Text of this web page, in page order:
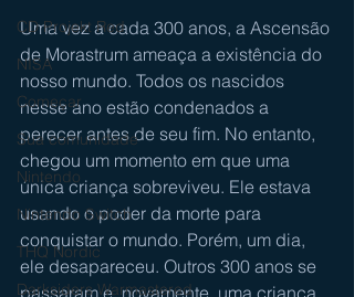
CD Projekt Red
NISA
Começar
Sua comunidade
Nintendo
Nintendo Switch
THQ Nordic
Darksiders Warmastered
Uma vez a cada 300 anos, a Ascensão
de Morastrum ameaça a existência do
nosso mundo. Todos os nascidos
nesse ano estão condenados a
perecer antes de seu fim. No entanto,
chegou um momento em que uma
única criança sobreviveu. Ele estava
usando o poder da morte para
conquistar o mundo. Porém, um dia,
ele desapareceu. Outros 300 anos se
passaram e, novamente, uma criança